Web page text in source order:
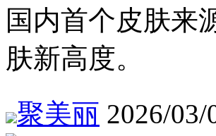
国内首个皮肤来
肤新高度。
聚美丽 2026/03/